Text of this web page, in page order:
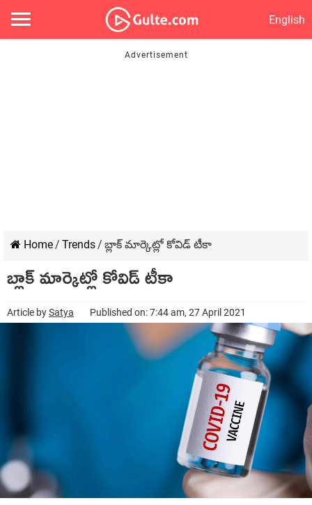
English
Home/ Trends/ బ్లాక్ మార్కెట్లో కోవిడ్ టీకా
బ్లాక్ మార్కెట్లో కోవిడ్ టీకా
Article bySatya Published on: 7:44 am, 27 April 2021